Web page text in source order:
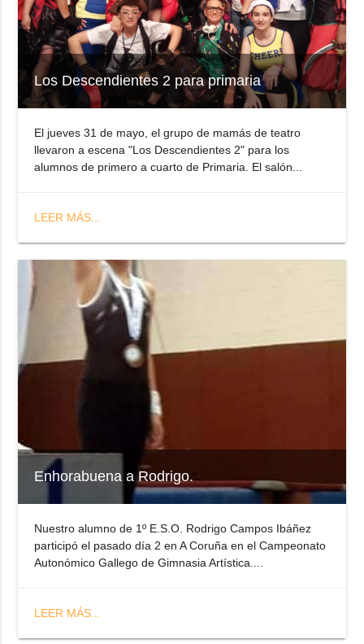
Los Descendientes 2 para primaria
El jueves 31 de mayo, el grupo de mamás de teatro
llevaron a escena "Los Descendientes 2" para los
alumnos de primero a cuarto de Primaria. El salón...
LEER MÁS...
Enhorabuena a Rodrigo.
Nuestro alumno de 1º E.S.O. Rodrigo Campos Ibáñez
participó el pasado día 2 en A Coruña en el Campeonato
Autonómico Gallego de Gimnasia Artística....
LEER MÁS...